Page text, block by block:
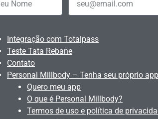
Integração com Totalpass
Teste Tata Rebane
Contato
Personal Millbody – Tenha seu próprio
Quero meu app
O que é Personal Millbody?
Termos de uso e política de